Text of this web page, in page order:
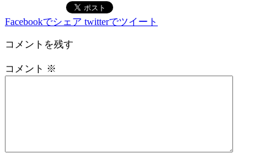
Facebookでシェア twitterでツイート
コメントを残す
コメント ※